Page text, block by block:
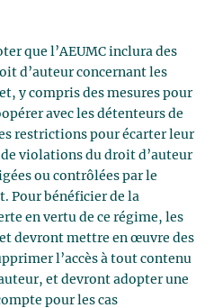
que l’AEUMC inclura des
d’auteur concernant les
y compris des mesures pour
avec les détenteurs de
restrictions pour écarter leur
violations du droit d’auteur
ou contrôlées par le
Pour bénéficier de la
en vertu de ce régime, les
devront mettre en œuvre des
l’accès à tout contenu
et devront adopter une
pour les cas